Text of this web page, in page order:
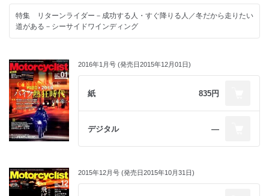
特集 リターンライダー－成功する人・すぐ降りる人／冬だから走りたい
道がある－シーサイドワインディング
2016年1月号 (発売日2015年12月01日)
紙 835円
デジタル ―
2015年12月号 (発売日2015年10月31日)